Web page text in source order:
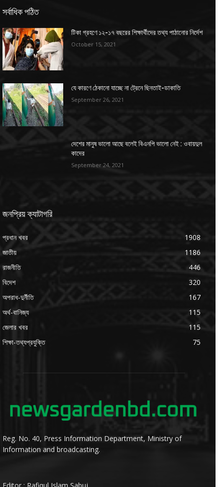
সর্বাধিক পঠিত
টিকা গ্রহণে ১২-১৭ বছরের শিক্ষার্থীদের তথ্য পাঠানোর নির্দেশ
October 15, 2021
যে কারণে ঠেকানো যাচ্ছে না ট্রেনে ছিনতাই-ডাকাতি
September 26, 2021
দেশের মানুষ ভালো আছে বলেই বিএনপি ভালো নেই : ওবায়দুল
কাদের
September 24, 2021
জনপ্রিয় ক্যাটাগরি
প্রধান খবর
1908
জাতীয়
1186
রাজনীতি
446
বিদেশ
320
অপরাধ-দুর্নীতি
167
অর্থ-বানিজ্য
115
জেলার খবর
115
শিক্ষা-তথ্যপ্রযুক্তি
75
Reg. No. 40, Press Information Department, Ministry of
Information and broadcasting.